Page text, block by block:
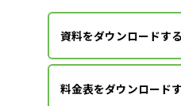
資料をダウンロードする
料金表をダウンロード